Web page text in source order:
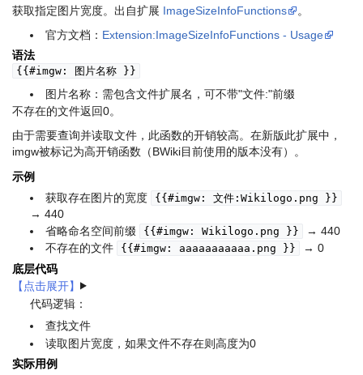
获取指定图片宽度。出自扩展 ImageSizeInfoFunctions
。
官方文档： Extension:ImageSizeInfoFunctions - Usage
语法
{{#imgw: 图片名称 }}
图片名称：需包含文件扩展名，可不带"文件:"前缀
不存在的文件返回0。
由于需要查询并读取文件，此函数的开销较高。在新版此扩展中，
imgw被标记为高开销函数（BWiki目前使用的版本没有）。
示例
获取存在图片的宽度
{{#imgw: 文件:Wikilogo.png }}
→ 440
省略命名空间前缀
{{#imgw: Wikilogo.png }}
→ 440
不存在的文件
{{#imgw: aaaaaaaaaaa.png }}
→ 0
底层代码
代码逻辑：
查找文件
读取图片宽度，如果文件不存在则高度为0
实际用例